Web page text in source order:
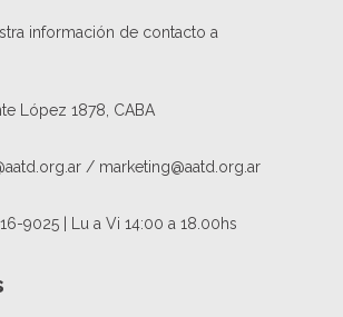
información de contacto a
López 1878, CABA
/ marketing@aatd.org.ar
9025 | Lu a Vi 14:00 a 18.00hs